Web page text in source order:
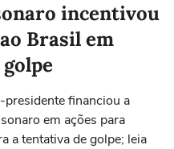
incentivou
Brasil em
presidente financiou a
em ações para
a tentativa de golpe; leia